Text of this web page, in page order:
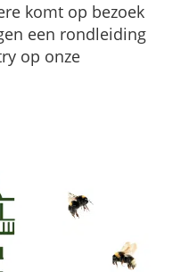
komt op bezoek
een rondleiding
op onze